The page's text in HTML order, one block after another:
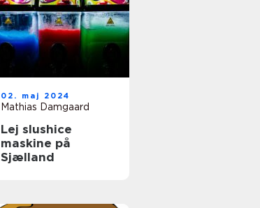
02. maj 2024
Mathias Damgaard
Lej slushice
maskine på
Sjælland